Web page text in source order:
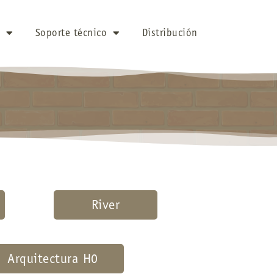
Soporte técnico Distribución
River
Arquitectura H0